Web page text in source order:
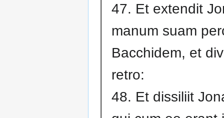
47. Et extendit
manum suam
Bacchidem, et
retro:
48. Et dissiliit